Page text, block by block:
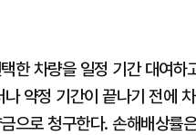
한 차량을 일정 기간 대여
약정 기간이 끝나기 전에
으로 청구한다. 손해배상률